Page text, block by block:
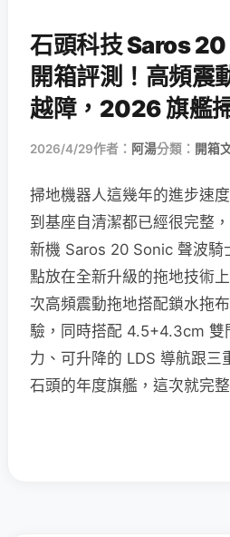
石頭科技 Saros
開箱評測！高頻
越障，2026 旗艦
2026/4/29作者： 阿湯分類： 開箱
掃地機器人這幾年的進步速
到基座自清潔都已經很完整
新機 Saros 20 Sonic 聲波騎
點放在全新升級的拖地技術
次高頻震動拖地搭配鎖水拖
驗，同時搭配 4.5+4.3cm 雙
力、可升降的 LDS 導航跟
石頭的年度旗艦，這次就完